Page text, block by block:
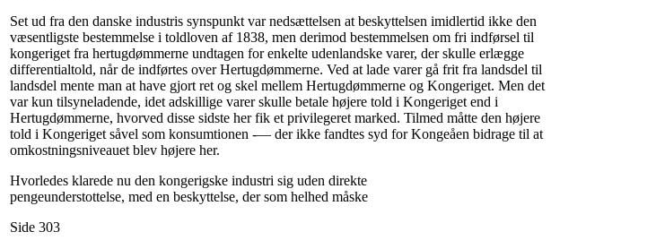
Set ud fra den danske industris synspunkt var nedsættelsen at beskyttelsen imidlertid ikke den
væsentligste bestemmelse i toldloven af 1838, men derimod bestemmelsen om fri indførsel til
kongeriget fra hertugdømmerne undtagen for enkelte udenlandske varer, der skulle erlægge
differentialtold, når de indførtes over Hertugdømmerne. Ved at lade varer gå frit fra landsdel til
landsdel mente man at have gjort ret og skel mellem Hertugdømmerne og Kongeriget. Men det
var kun tilsyneladende, idet adskillige varer skulle betale højere told i Kongeriget end i
Hertugdømmerne, hvorved disse sidste her fik et privilegeret marked. Tilmed måtte den højere
told i Kongeriget såvel som konsumtionen -— der ikke fandtes syd for Kongeåen bidrage til at
omkostningsniveauet blev højere her.
Hvorledes klarede nu den kongerigske industri sig uden direkte
pengeunderstottelse, med en beskyttelse, der som helhed måske
Side 303